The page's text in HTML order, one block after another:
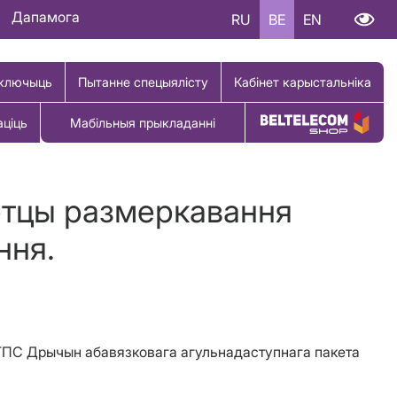
Дапамога RU BE EN
Пытанне спецыялісту Кабінет карыстальніка
Мабільныя прыкладанні Купіць тавар
размеркавання
Дрычын абавязковага агульнадаступнага пакета